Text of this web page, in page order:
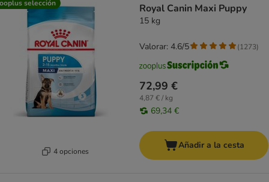
selección
4 opciones
Royal Canin Maxi Puppy
15 kg
72,99 €
4,87 € / kg
69,34 €
Valorar: 4.6/5 (1273)
Añadir a la cesta